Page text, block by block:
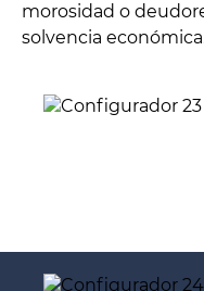
morosidad o
solvencia